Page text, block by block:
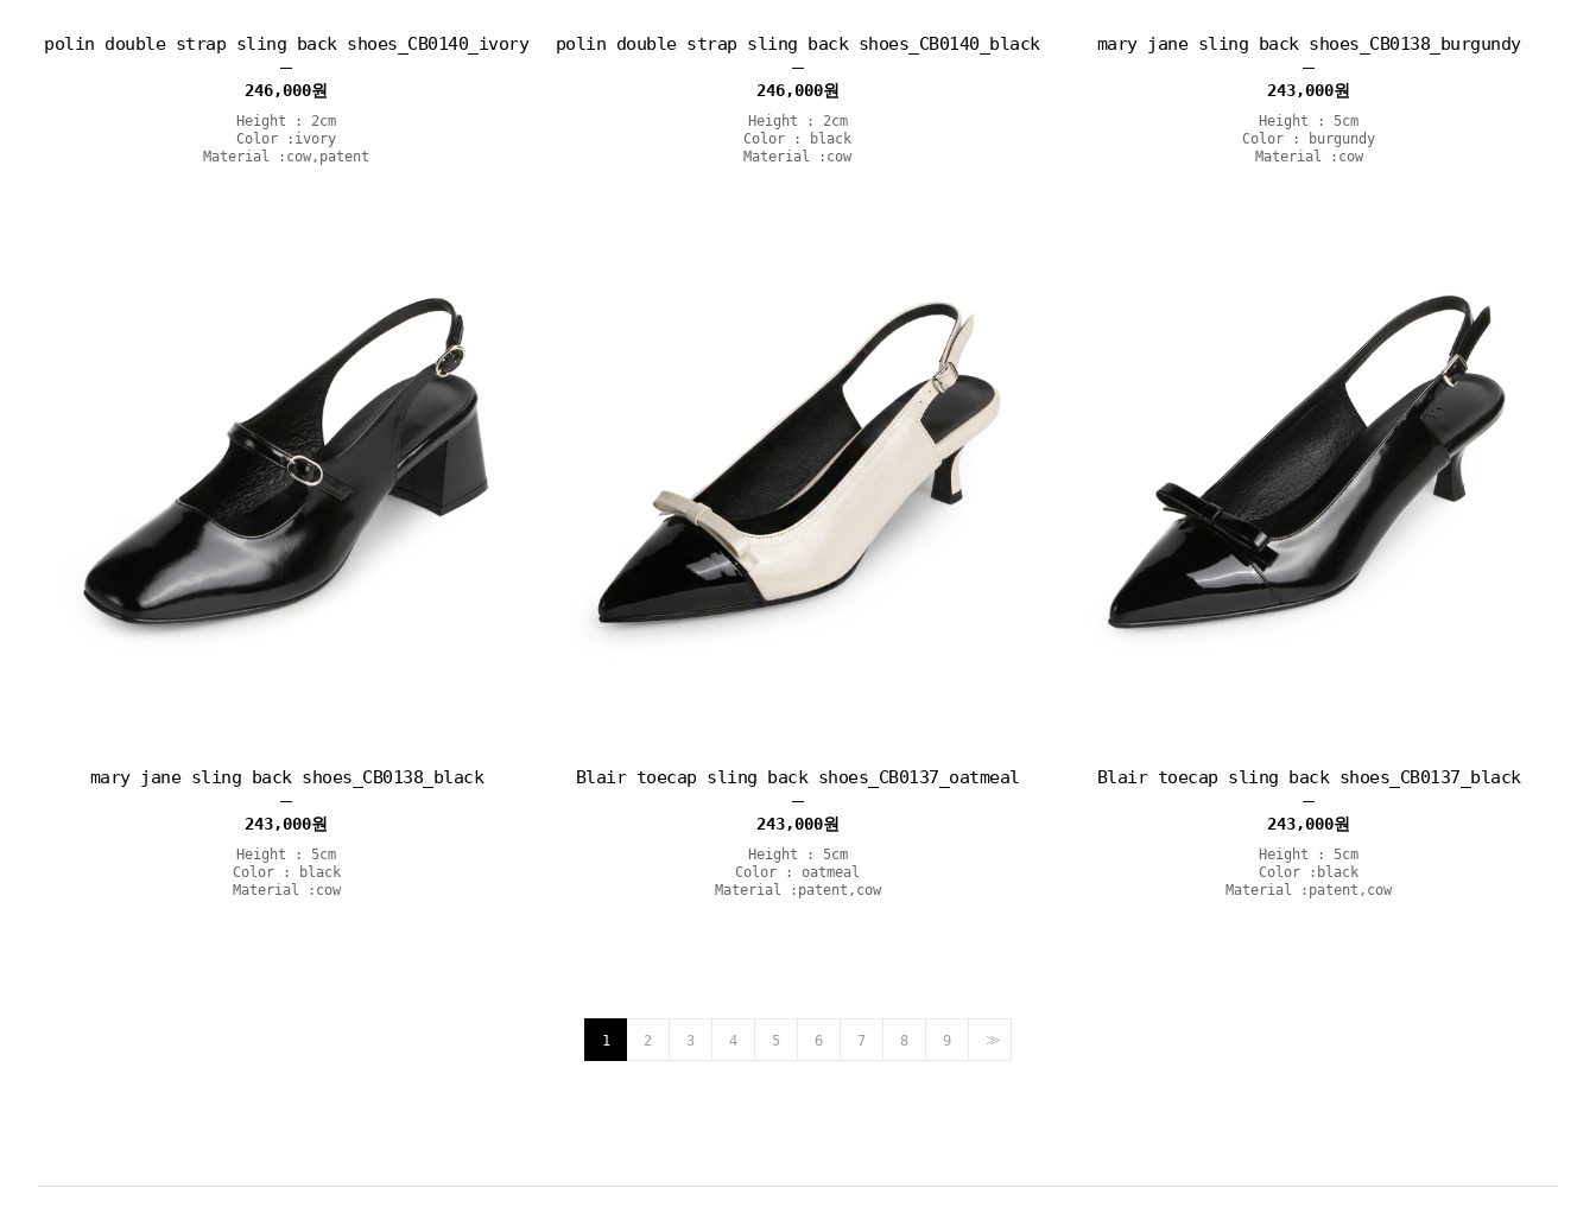
polin double strap sling back shoes_CB0140_ivory
246,000원
Height : 2cm
Color :ivory
Material :cow,patent
polin double strap sling back shoes_CB0140_black
246,000원
Height : 2cm
Color : black
Material :cow
mary jane sling back shoes_CB0138_burgundy
243,000원
Height : 5cm
Color : burgundy
Material :cow
mary jane sling back shoes_CB0138_black
243,000원
Height : 5cm
Color : black
Material :cow
Blair toecap sling back shoes_CB0137_oatmeal
243,000원
Height : 5cm
Color : oatmeal
Material :patent,cow
Blair toecap sling back shoes_CB0137_black
243,000원
Height : 5cm
Color :black
Material :patent,cow
1 2 3 4 5 6 7 8 9 >>